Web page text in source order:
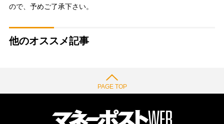
ので、予めご了承下さい。
他のオススメ記事
PAGE TOP